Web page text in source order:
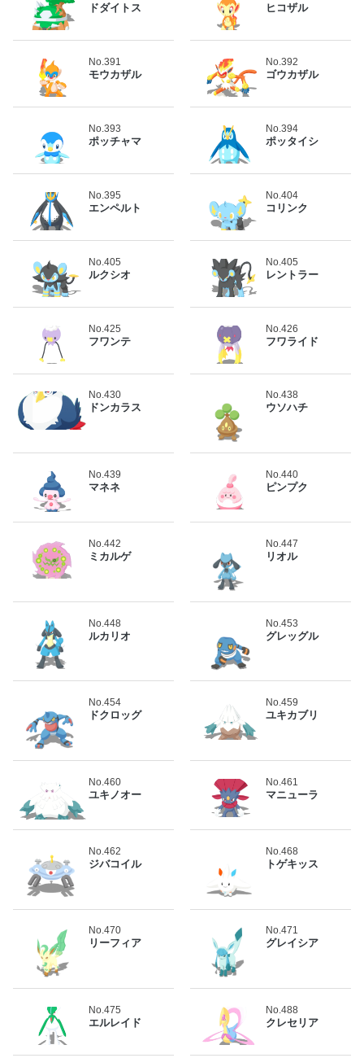
ドダイトス ヒコザル
No.391
モウカザル
No.392
ゴウカザル
No.393
ポッチャマ
No.394
ポッタイシ
No.395
エンペルト
No.404
コリンク
No.405
ルクシオ
No.405
レントラー
No.425
フワンテ
No.426
フワライド
No.430
ドンカラス
No.438
ウソハチ
No.439
マネネ
No.440
ピンプク
No.442
ミカルゲ
No.447
リオル
No.448
ルカリオ
No.453
グレッグル
No.454
ドクロッグ
No.459
ユキカブリ
No.460
ユキノオー
No.461
マニューラ
No.462
ジバコイル
No.468
トゲキッス
No.470
リーフィア
No.471
グレイシア
No.475
エルレイド
No.488
クレセリア